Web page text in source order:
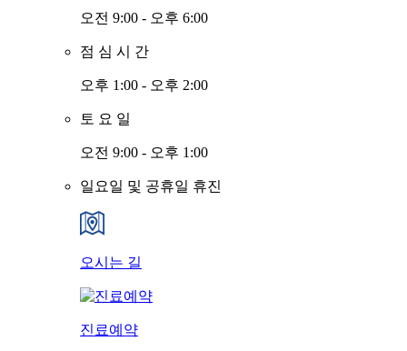
오전 9:00 - 오후 6:00
점 심 시 간
오후 1:00 - 오후 2:00
토 요 일
오전 9:00 - 오후 1:00
일요일 및 공휴일 휴진
오시는 길
진료예약